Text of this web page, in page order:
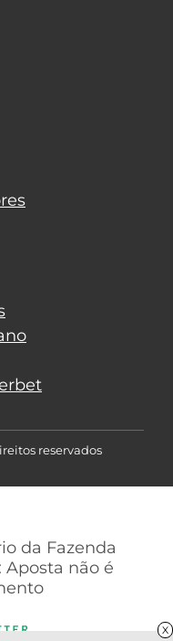
X
reservados
da Fazenda
Aposta não é